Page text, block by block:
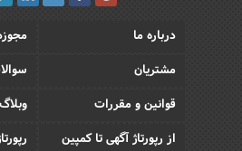
درباره ما
مشتریان
قوانین و مقررات
وبلاگ
از رپورتاژ آگهی تا کمپین